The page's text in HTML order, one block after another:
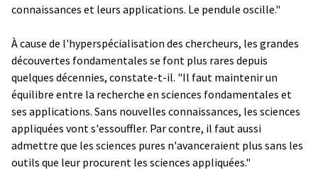
connaissances et leurs applications. Le pendule oscille."
À cause de l'hyperspécialisation des chercheurs, les grandes
découvertes fondamentales se font plus rares depuis
quelques décennies, constate-t-il. "Il faut maintenir un
équilibre entre la recherche en sciences fondamentales et
ses applications. Sans nouvelles connaissances, les sciences
appliquées vont s'essouffler. Par contre, il faut aussi
admettre que les sciences pures n'avanceraient plus sans les
outils que leur procurent les sciences appliquées."